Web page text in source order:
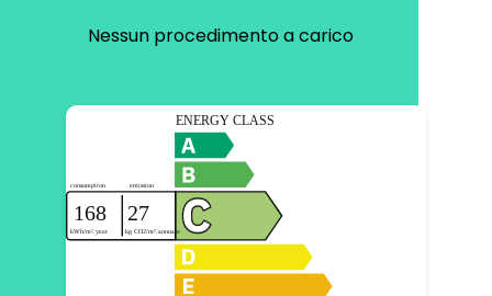
Nessun procedimento a carico